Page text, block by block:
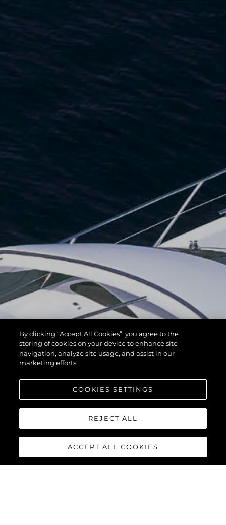
By clicking “Accept All Cookies”, you agree to the
storing of cookies on your device to enhance site
navigation, analyze site usage, and assist in our
marketing efforts.
COOKIES SETTINGS
REJECT ALL
ACCEPT ALL COOKIES